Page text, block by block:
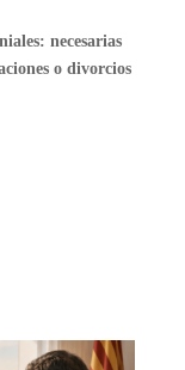
necesarias
o divorcios